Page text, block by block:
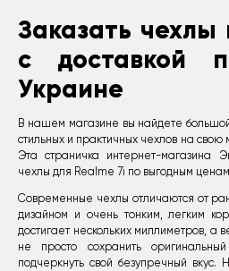
Заказать чехлы
с доставкой
Украине
В нашем магазине вы найдете
стильных и практичных чехлов на свою
Эта страничка интернет-магазина
чехлы для Realme 7i по выгодным
Современные чехлы отличаются от
дизайном и очень тонким, легким
достигает нескольких миллиметров, а
не просто сохранить
подчеркнуть свой безупречный